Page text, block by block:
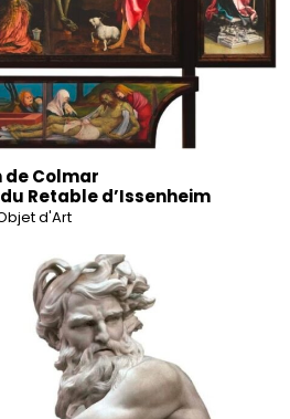
de Colmar
Retable d’Issenheim
d'Art